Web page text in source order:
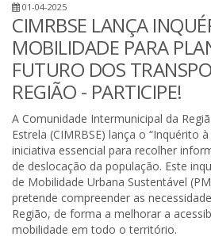
01-04-2025
CIMRBSE LANÇA
MOBILIDADE PARA
FUTURO DOS
REGIÃO - PARTICIPE!
A Comunidade Intermunicipal da
Estrela (CIMRBSE) lança o “Inquérito
iniciativa essencial para recolher
de deslocação da população. Este
de Mobilidade Urbana Sustentável
pretende compreender as
Região, de forma a melhorar a
mobilidade em todo o território.